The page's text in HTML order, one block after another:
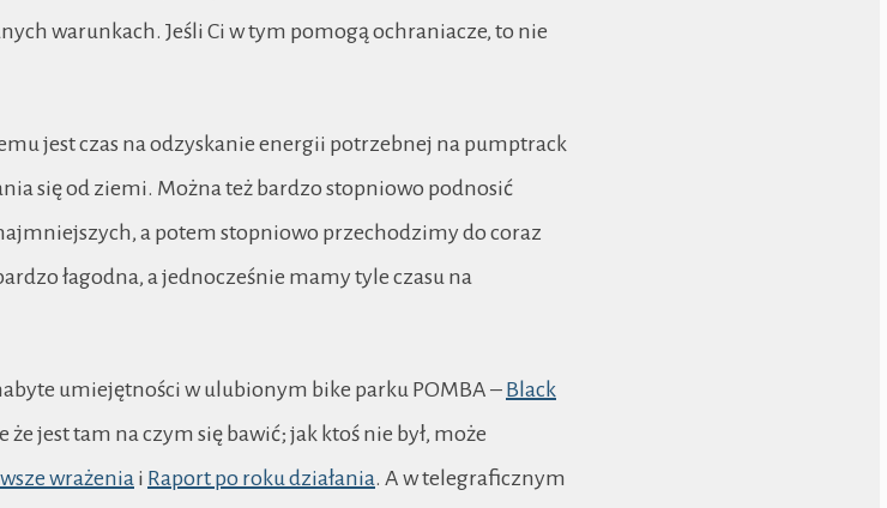
warunkach. Jeśli Ci w tym pomogą ochraniacze, to nie
jest czas na odzyskanie energii potrzebnej na pumptrack
się od ziemi. Można też bardzo stopniowo podnosić
a potem stopniowo przechodzimy do coraz
łagodna, a jednocześnie mamy tyle czasu na
umiejętności w ulubionym bike parku POMBA – Black
że jest tam na czym się bawić; jak ktoś nie był, może
wrażenia i Raport po roku działania. A w telegraficznym